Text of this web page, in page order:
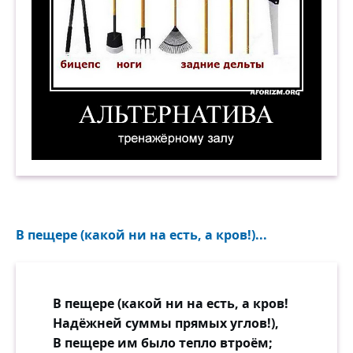
В пещере (какой ни на есть, а кров!)...
В пещере (какой ни на есть, а кров!
Надёжней суммы прямых углов!),
В пещере им было тепло втроём;